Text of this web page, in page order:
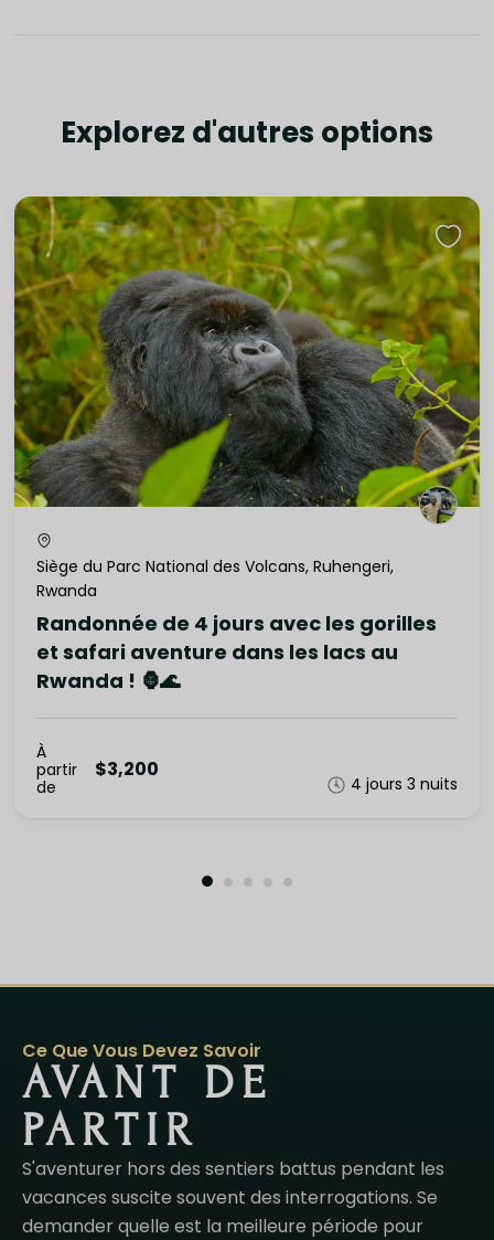
Explorez d'autres options
Siège du Parc National des Volcans, Ruhengeri,
Rwanda
Randonnée de 4 jours avec les gorilles
et safari aventure dans les lacs au
Rwanda ! 🦍🌊
À
partir
de
$3,200
4 jours 3 nuits
Ce Que Vous Devez Savoir
AVANT DE
PARTIR
S'aventurer hors des sentiers battus pendant les
vacances suscite souvent des interrogations. Se
demander quelle est la meilleure période pour